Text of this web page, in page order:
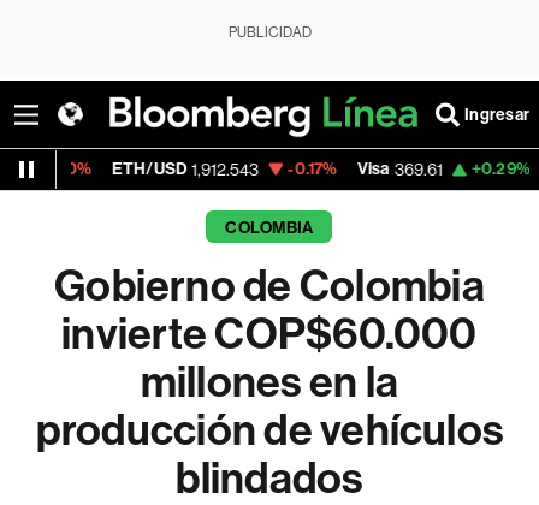
PUBLICIDAD
Ingresar
ETH/USD 1,912.543 -0.17% Visa 369.61 +0.29%
COLOMBIA
Gobierno de Colombia
invierte COP$60.000
millones en la
producción de vehículos
blindados